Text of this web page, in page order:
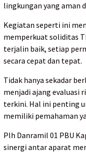
lingkungan yang aman
Kegiatan seperti ini
memperkuat soliditas
terjalin baik, setiap
secara cepat dan tepat.
Tidak hanya sekadar
menjadi ajang evaluasi
terkini. Hal ini penting
memiliki pemahaman
Plh Danramil 01 PBU
sinergi antar aparat